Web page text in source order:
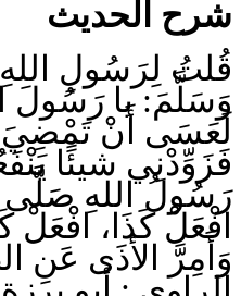
شرح الحديث
قُلتُ لِرَسُولِ
وَسَلَّمَ: يا رَسُولَ
لَعَسَى أَنْ تَمْضِيَ
فَزَوِّدْنِي شيئًا
رَسُولُ اللهِ صَلَّى
افْعَلْ كَذَا، افْعَلْ
وَأَمِرَّ الأذَى عَنِ